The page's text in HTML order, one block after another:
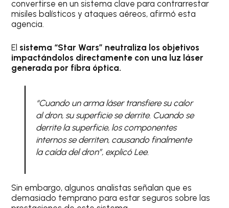
convertirse en un sistema clave para contrarrestar
misiles balísticos y ataques aéreos, afirmó esta
agencia.
El sistema “Star Wars” neutraliza los objetivos
impactándolos directamente con una luz láser
generada por fibra óptica.
“Cuando un arma láser transfiere su calor
al dron, su superficie se derrite. Cuando se
derrite la superficie, los componentes
internos se derriten, causando finalmente
la caída del dron”, explicó Lee.
Sin embargo, algunos analistas señalan que es
demasiado temprano para estar seguros sobre las